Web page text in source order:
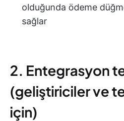
olduğunda ödeme
sağlar
2. Entegrasyon
(geliştiriciler ve
için)